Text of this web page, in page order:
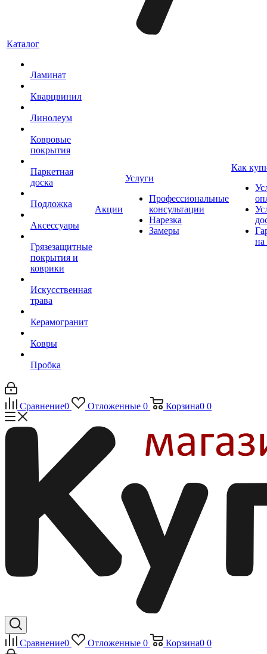
Каталог
Ламинат
Кварцвинил
Линолеум
Ковровые
покрытия
Паркетная
доска
Подложка
Аксессуары
Грязезащитные
покрытия и
коврики
Искусственная
трава
Керамогранит
Ковры
Пробка
Акции
Услуги
Профессиональные
консультации
Нарезка
Замеры
Как
на
Сравнение0 Отложенные 0 Корзина0 0
Сравнение0 Отложенные 0 Корзина0 0